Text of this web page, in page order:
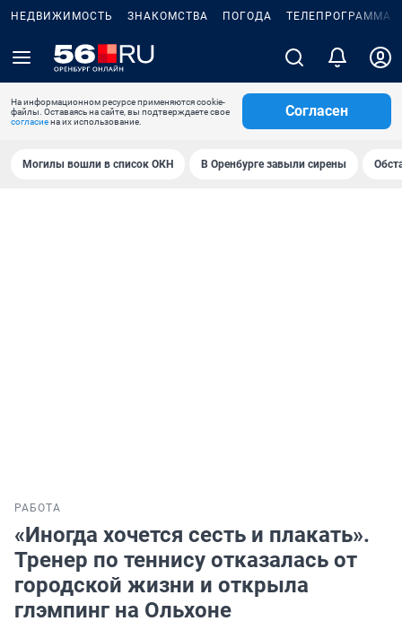
НЕДВИЖИМОСТЬ ЗНАКОМСТВА ПОГОДА ТЕЛЕПРОГРАММА
На информационном ресурсе применяются cookie-
файлы. Оставаясь на сайте, вы подтверждаете свое
согласиена их использование.
Согласен
Могилы вошли в список ОКН В Оренбурге завыли сирены
РАБОТА
«Иногда хочется сесть и плакать».
Тренер по теннису отказалась от
городской жизни и открыла
глэмпинг на Ольхоне